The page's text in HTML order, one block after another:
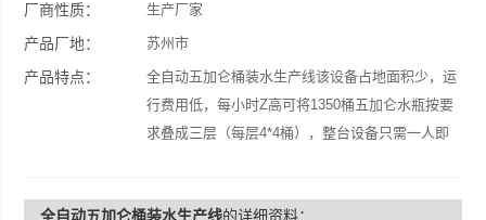
厂商性质： 生产厂家
产品厂地： 苏州市
产品特点：
全自动五加仑桶装水生产线该设备占地面积少，运
行费用低，每小时Z高可将1350桶五加仑水瓶按要
求叠成三层（每层4*4桶），整台设备只需一人即
全自动五加仑桶装水生产线的详细资料：